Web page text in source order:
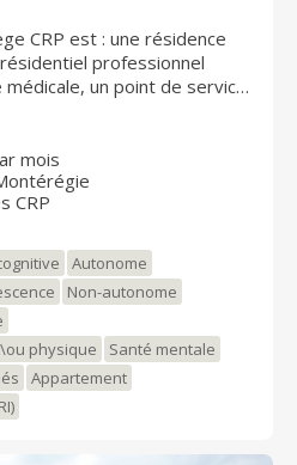
CRP est : une résidence
professionnel
médicale, un point de service
dans un seul emplacement !
établie à côté du club de
des activités
matière de confort, de
résidences du Collège
de santé et de services
Nous sommes fière de
complets, adaptés et
unique et novateur en
sociaux pour les
ou en perte
étapes subséquentes de
mois
CRP
Autonome
Non-autonome
physique
Santé mentale
Appartement